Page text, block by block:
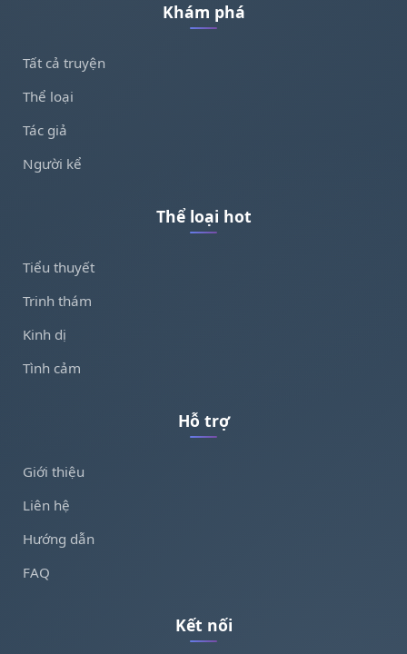
Khám phá
Tất cả truyện
Thể loại
Tác giả
Người kể
Thể loại hot
Tiểu thuyết
Trinh thám
Kinh dị
Tình cảm
Hỗ trợ
Giới thiệu
Liên hệ
Hướng dẫn
FAQ
Kết nối